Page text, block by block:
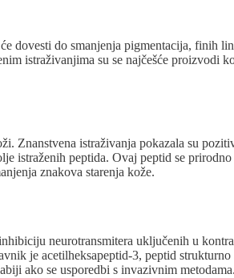
dovesti do smanjenja pigmentacija, finih
istraživanjima su se najčešće proizvodi
Znanstvena istraživanja pokazala su
istraženih peptida. Ovaj peptid se prirodno
znakova starenja kože.
neurotransmitera uključenih u
je acetilheksapeptid-3, peptid
ako se usporedbi s invazivnim metodama.